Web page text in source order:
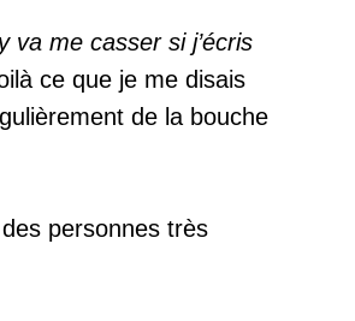
va me casser si j’écris
ce que je me disais
de la bouche
personnes très